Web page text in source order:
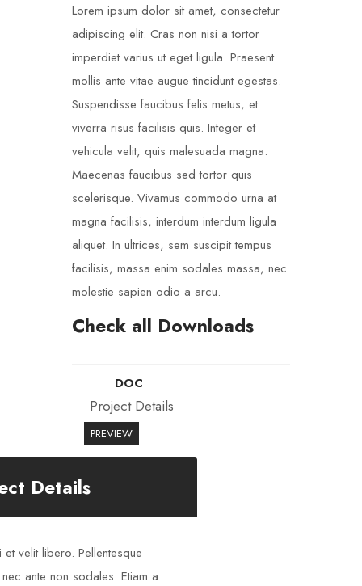
Lorem ipsum dolor sit amet, consectetur
adipiscing elit. Cras non nisi a tortor
imperdiet varius ut eget ligula. Praesent
mollis ante vitae augue tincidunt egestas.
Suspendisse faucibus felis metus, et
viverra risus facilisis quis. Integer et
vehicula velit, quis malesuada magna.
Maecenas faucibus sed tortor quis
scelerisque. Vivamus commodo urna at
magna facilisis, interdum interdum ligula
aliquet. In ultrices, sem suscipit tempus
facilisis, massa enim sodales massa, nec
molestie sapien odio a arcu.
Check all Downloads
DOC
Project Details
PREVIEW
Details
velit libero. Pellentesque
ante non sodales. Etiam a